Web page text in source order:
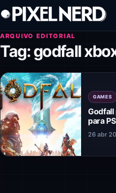
Pular para o conteúdo
ARQUIVO EDITORIAL
Tag:godfall
GAMES
para
26 abr